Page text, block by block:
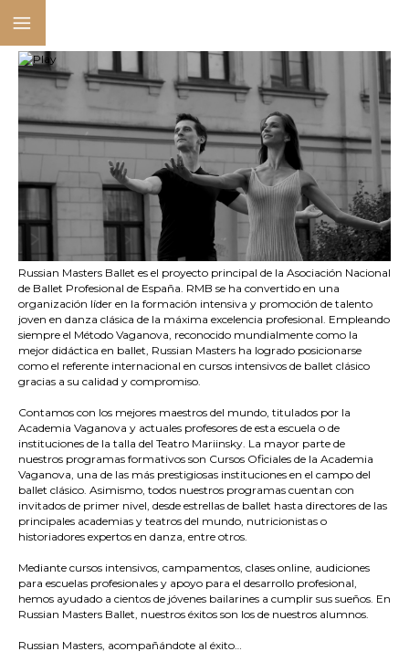
Russian Masters Ballet es el proyecto principal de la Asociación Nacional
de Ballet Profesional de España. RMB se ha convertido en una
organización líder en la formación intensiva y promoción de talento
joven en danza clásica de la máxima excelencia profesional. Empleando
siempre el Método Vaganova, reconocido mundialmente como la
mejor didáctica en ballet, Russian Masters ha logrado posicionarse
como el referente internacional en cursos intensivos de ballet clásico
gracias a su calidad y compromiso.
Contamos con los mejores maestros del mundo, titulados por la
Academia Vaganova y actuales profesores de esta escuela o de
instituciones de la talla del Teatro Mariinsky. La mayor parte de
nuestros programas formativos son Cursos Oficiales de la Academia
Vaganova, una de las más prestigiosas instituciones en el campo del
ballet clásico. Asimismo, todos nuestros programas cuentan con
invitados de primer nivel, desde estrellas de ballet hasta directores de las
principales academias y teatros del mundo, nutricionistas o
historiadores expertos en danza, entre otros.
Mediante cursos intensivos, campamentos, clases online, audiciones
para escuelas profesionales y apoyo para el desarrollo profesional,
hemos ayudado a cientos de jóvenes bailarines a cumplir sus sueños. En
Russian Masters Ballet, nuestros éxitos son los de nuestros alumnos.
Russian Masters, acompañándote al éxito…